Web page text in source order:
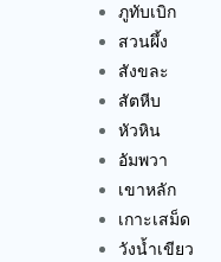
ภูทับเบิก
สวนผึ้ง
สังขละ
สัตหีบ
หัวหิน
อัมพวา
เขาหลัก
เกาะเสม็ด
วังน้ำเขียว